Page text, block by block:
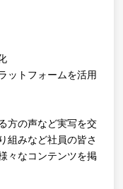
ットフォームを活用
方の声など実写を交
組みなど社員の皆さ
々なコンテンツを掲